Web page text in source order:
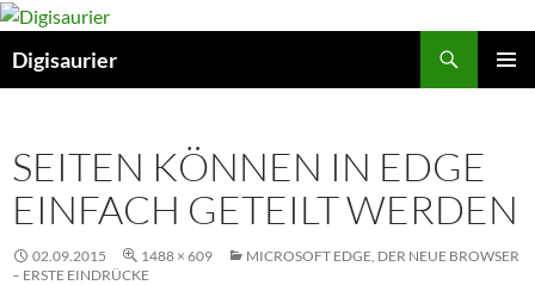
Zum
springen
Digisaurier
SEITEN KÖNNEN IN EDGE
EINFACH GETEILT WERDEN
02.09.2015 1488 × 609
MICROSOFT EDGE, DER NEUE BROWSER
– ERSTE EINDRÜCKE